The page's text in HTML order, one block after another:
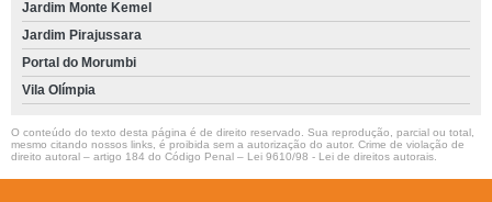
Jardim Monte Kemel
Jardim Pirajussara
Portal do Morumbi
Vila Olímpia
O conteúdo do texto desta página é de direito reservado. Sua reprodução, parcial ou total,
mesmo citando nossos links, é proibida sem a autorização do autor. Crime de violação de
direito autoral – artigo 184 do Código Penal – Lei 9610/98 - Lei de direitos autorais.